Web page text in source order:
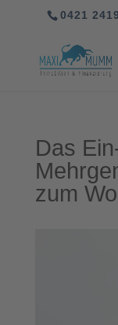
0421
Das
zum